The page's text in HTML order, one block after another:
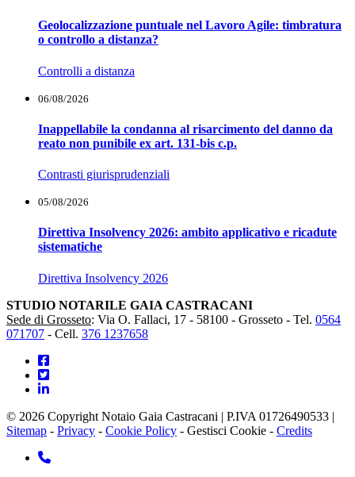
Geolocalizzazione puntuale nel Lavoro Agile: timbratura
o controllo a distanza?
Controlli a distanza
06/08/2026
Inappellabile la condanna al risarcimento del danno da
reato non punibile ex art. 131-bis c.p.
Contrasti giurisprudenziali
05/08/2026
Direttiva Insolvency 2026: ambito applicativo e ricadute
sistematiche
Direttiva Insolvency 2026
STUDIO NOTARILE GAIA CASTRACANI
Sede di Grosseto: Via O. Fallaci, 17 - 58100 - Grosseto - Tel. 0564
071707 - Cell. 376 1237658
© 2026 Copyright Notaio Gaia Castracani | P.IVA 01726490533 |
Sitemap - Privacy - Cookie Policy - Gestisci Cookie - Credits